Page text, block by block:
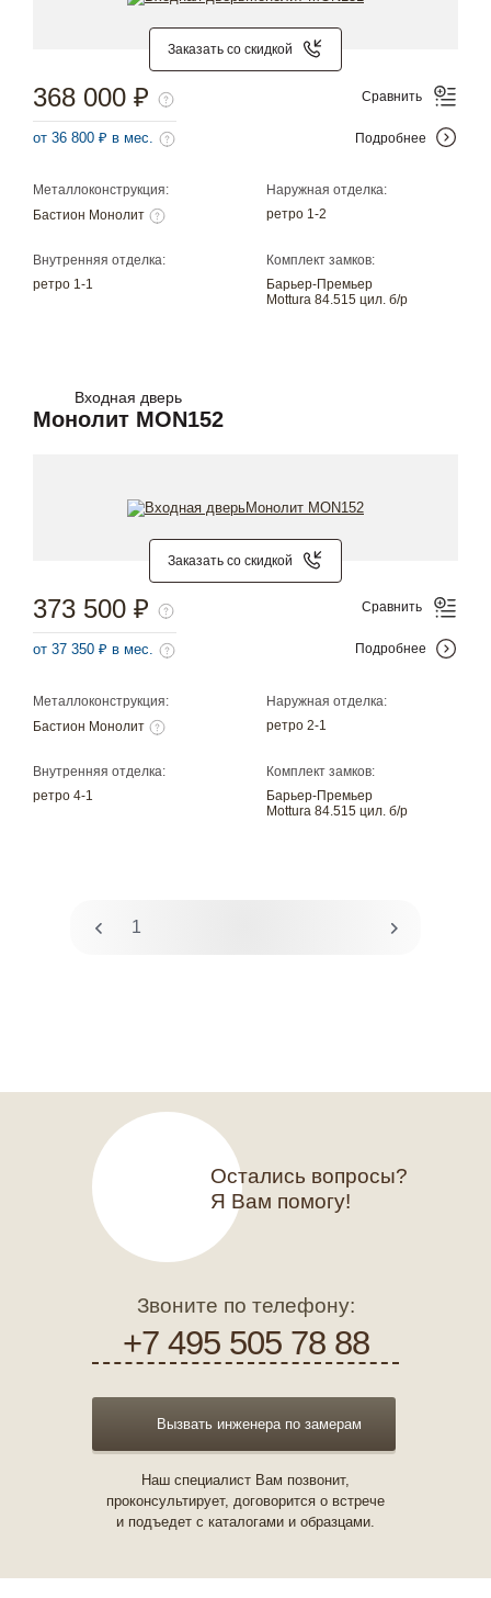
Заказать со скидкой
Металлоконструкция:
Бастион Монолит
Наружная отделка:
ретро 1-2
Внутренняя отделка:
ретро 1-1
Комплект замков:
Барьер-Премьер
Mottura 84.515 цил. б/р
368 000 ₽
от 36 800 ₽ в мес.
Сравнить
Подробнее
Входная дверь
Монолит MON152
Заказать со скидкой
Металлоконструкция:
Бастион Монолит
Наружная отделка:
ретро 2-1
Внутренняя отделка:
ретро 4-1
Комплект замков:
Барьер-Премьер
Mottura 84.515 цил. б/р
373 500 ₽
от 37 350 ₽ в мес.
Сравнить
Подробнее
1 2
Остались вопросы?
Я Вам помогу!
Звоните по телефону:
+7 495 505 78 88
Вызвать инженера по замерам
Наш специалист Вам позвонит,
проконсультирует, договорится о встрече
и подъедет с каталогами и образцами.